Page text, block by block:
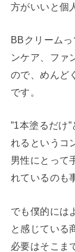
方がいいと個
BBクリーム
ンケア、ファ
ので、めんど
です。
”1本塗るだけ
れるというコ
男性にとって
れているのも
でも僕的には
と感じている
必要はそこま